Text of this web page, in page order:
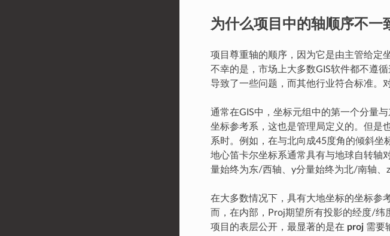
为什么项目中的轴顺序不一
项目尊重轴的顺序，因为它是由主管给定
不幸的是，市场上大多数GIS软件都不遵
导致了一些问题，而其他行业符合标准。
通常在GIS中，坐标元组中的第一个分量
坐标参考系，这也是管理局定义的。但是
系时。例如，在与北向成45度角的倾斜坐
地心笛卡尔坐标系通常具有与地球自转轴
量始终为东/西轴、y分量始终为北/南轴、
在大多数情况下，具有大地坐标的坐标参
而，在内部，Proj期望所有投影的经度/纬
项目的表层公开，最显著的是在 proj需要